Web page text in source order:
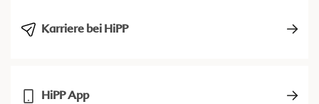
Karriere bei HiPP
HiPP App